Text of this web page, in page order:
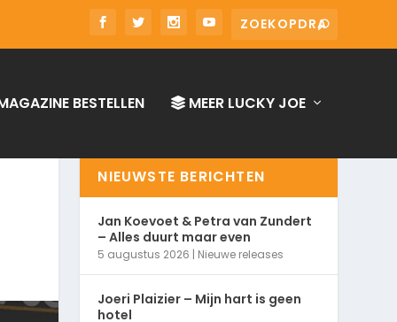
BESTELLEN MEER LUCKY JOE
NIEUWSTE BERICHTEN
Jan Koevoet & Petra van Zundert
– Alles duurt maar even
5 augustus 2026 | Nieuwe releases
Joeri Plaizier – Mijn hart is geen
hotel